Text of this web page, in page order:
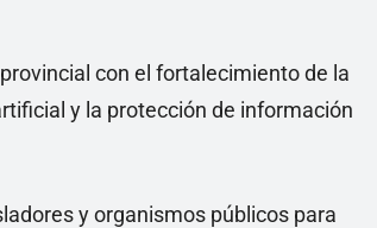
con el fortalecimiento de la
y la protección de información
y organismos públicos para